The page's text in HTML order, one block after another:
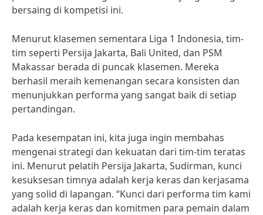
bersaing di kompetisi ini.
Menurut klasemen sementara Liga 1 Indonesia, tim-
tim seperti Persija Jakarta, Bali United, dan PSM
Makassar berada di puncak klasemen. Mereka
berhasil meraih kemenangan secara konsisten dan
menunjukkan performa yang sangat baik di setiap
pertandingan.
Pada kesempatan ini, kita juga ingin membahas
mengenai strategi dan kekuatan dari tim-tim teratas
ini. Menurut pelatih Persija Jakarta, Sudirman, kunci
kesuksesan timnya adalah kerja keras dan kerjasama
yang solid di lapangan. “Kunci dari performa tim kami
adalah kerja keras dan komitmen para pemain dalam